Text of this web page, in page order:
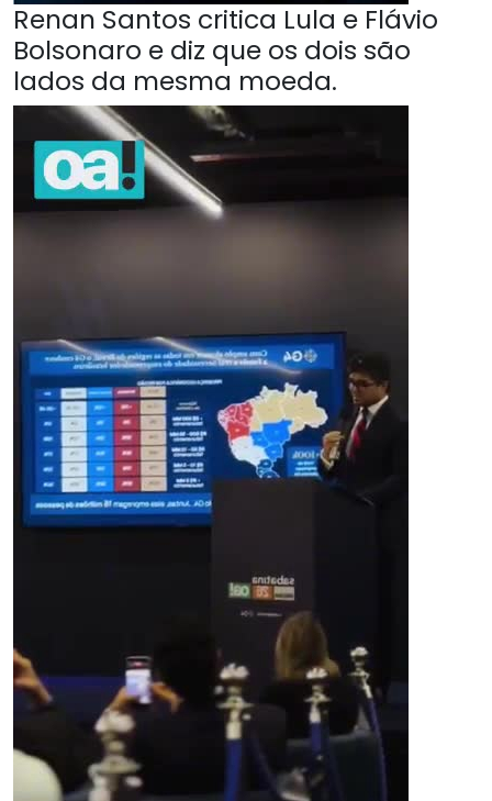
Renan Santos critica Lula e Flávio
Bolsonaro e diz que os dois são
lados da mesma moeda.